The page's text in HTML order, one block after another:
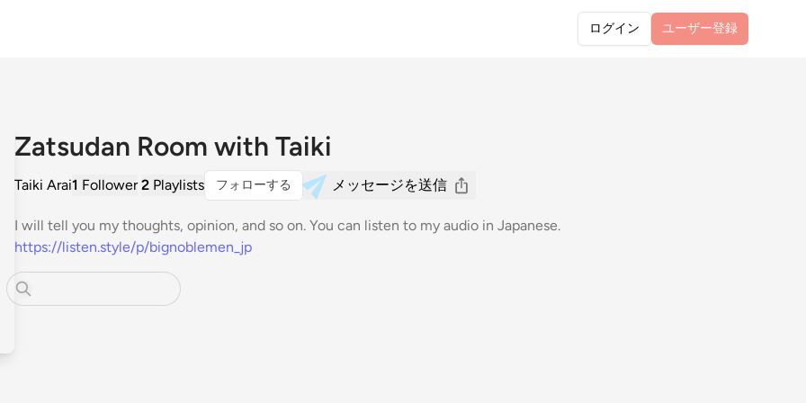
ログイン ユーザー登録
Zatsudan Room with Taiki
Taiki Arai1 Follower 2 Playlists フォローする メッセージを送信
I will tell you my thoughts, opinion, and so on. You can listen to my audio in Japanese.
https://listen.style/p/bignoblemen_jp